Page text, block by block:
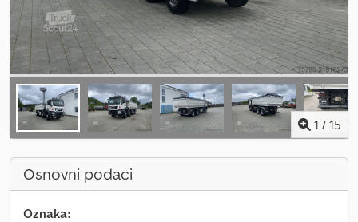
1 / 15
Osnovni podaci
Oznaka: